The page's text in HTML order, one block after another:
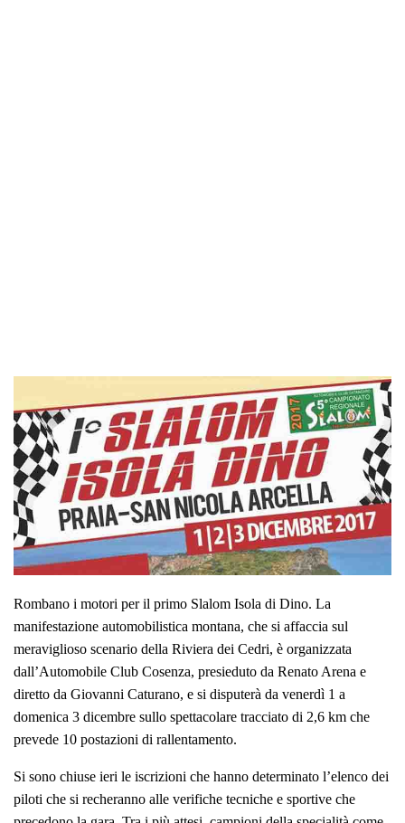
Rombano i motori per il primo Slalom Isola di Dino. La
manifestazione automobilistica montana, che si affaccia sul
meraviglioso scenario della Riviera dei Cedri, è organizzata
dall’Automobile Club Cosenza, presieduto da Renato Arena e
diretto da Giovanni Caturano, e si disputerà da venerdì 1 a
domenica 3 dicembre sullo spettacolare tracciato di 2,6 km che
prevede 10 postazioni di rallentamento.
Si sono chiuse ieri le iscrizioni che hanno determinato l’elenco dei
piloti che si recheranno alle verifiche tecniche e sportive che